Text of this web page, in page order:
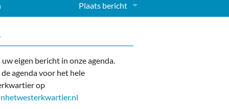
Plaats bericht
uw eigen bericht in onze agenda.
agenda voor het hele
op